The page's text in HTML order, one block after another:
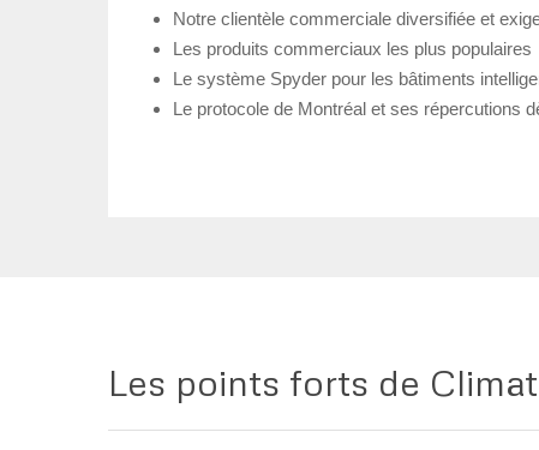
Notre clientèle commerciale diversifiée et
Les produits commerciaux les plus populaires
Le système Spyder pour les bâtiments
Le protocole de Montréal et ses répercutions
Les points forts de